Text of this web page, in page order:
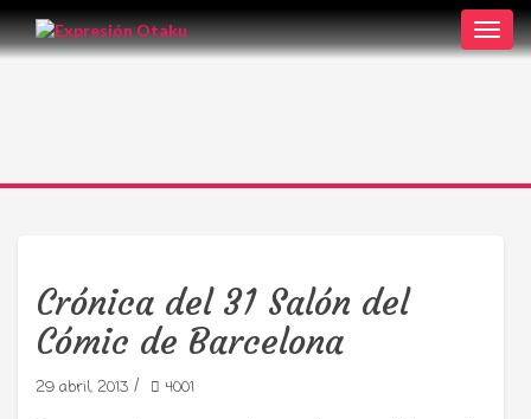
Crónica del 31 Salón del
Cómic de Barcelona
29 abril, 2013 / 4001